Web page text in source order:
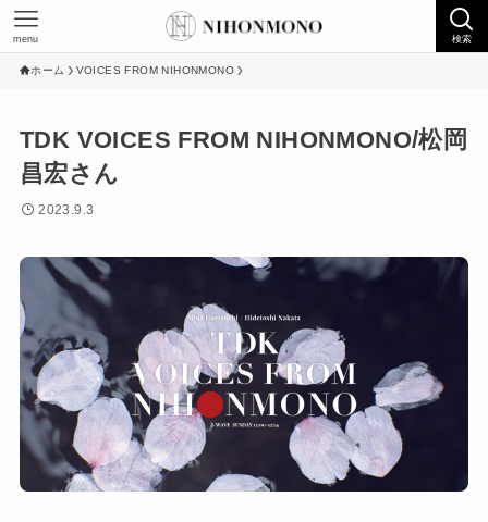
検索
menu
ホーム VOICES FROM NIHONMONO
TDK VOICES FROM NIHONMONO/松岡
昌宏さん
2023.9.3